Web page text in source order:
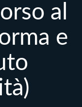
al
e